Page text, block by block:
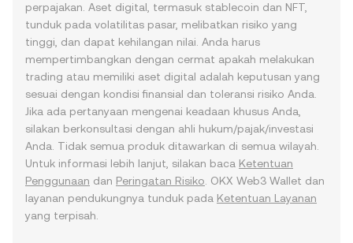
perpajakan. Aset digital, termasuk stablecoin dan NFT,
tunduk pada volatilitas pasar, melibatkan risiko yang
tinggi, dan dapat kehilangan nilai. Anda harus
mempertimbangkan dengan cermat apakah melakukan
trading atau memiliki aset digital adalah keputusan yang
sesuai dengan kondisi finansial dan toleransi risiko Anda.
Jika ada pertanyaan mengenai keadaan khusus Anda,
silakan berkonsultasi dengan ahli hukum/pajak/investasi
Anda. Tidak semua produk ditawarkan di semua wilayah.
Untuk informasi lebih lanjut, silakan baca Ketentuan
Penggunaan dan Peringatan Risiko . OKX Web3 Wallet dan
layanan pendukungnya tunduk pada Ketentuan Layanan
yang terpisah.